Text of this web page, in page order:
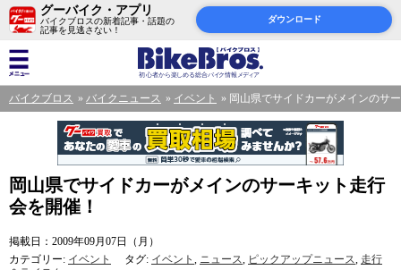
グーバイク・アプリ
バイクブロスの新着記事・話題の
記事を見逃さない！
ダウンロード
バイクブロス バイクニュース イベント 岡山県でサイドカーがメインのサ
岡山県でサイドカーがメインのサーキット走行
会を開催！
掲載日：2009年09月07日（月）
カテゴリー: イベント タグ: イベント , ニュース, ピックアップニュース, 走行